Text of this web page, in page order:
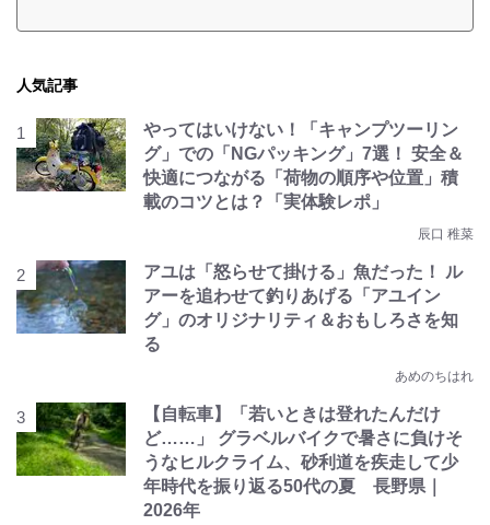
人気記事
やってはいけない！「キャンプツーリン
グ」での「NGパッキング」7選！ 安全＆
快適につながる「荷物の順序や位置」積
載のコツとは？「実体験レポ」
辰口 稚菜
アユは「怒らせて掛ける」魚だった！ ル
アーを追わせて釣りあげる「アユイン
グ」のオリジナリティ＆おもしろさを知
る
あめのちはれ
【自転車】「若いときは登れたんだけ
ど……」 グラベルバイクで暑さに負けそ
うなヒルクライム、砂利道を疾走して少
年時代を振り返る50代の夏 長野県｜
2026年